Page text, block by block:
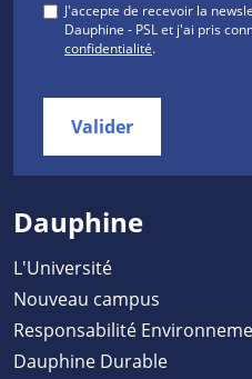
J'accepte de recevoir la
Dauphine - PSL et j'ai pris
confidentialité.
Valider
Dauphine
L'Université
Nouveau campus
Responsabilité
Dauphine Durable